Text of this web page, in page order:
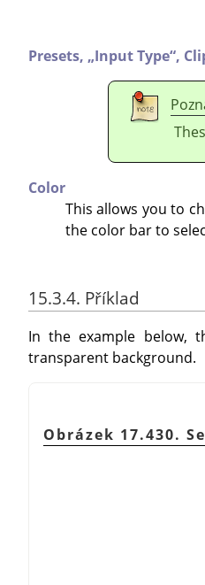
Presets, „Input Type“,
Color
This allows you to
the color bar to
15.3.4. Příklad
In the example below,
transparent background.
Obrázek 17.430.